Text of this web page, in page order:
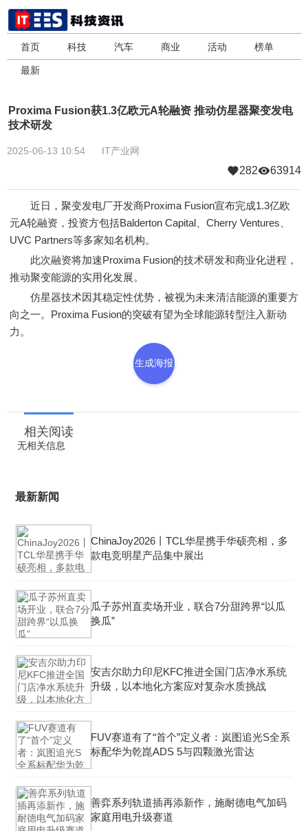
首页 科技 汽车 商业 活动 榜单
最新
Proxima Fusion获1.3亿欧元A轮融资 推动仿星器聚变发电
技术研发
2025-06-13 10:54 IT产业网
282 63914
近日，聚变发电厂开发商Proxima Fusion宣布完成1.3亿欧
元A轮融资，投资方包括Balderton Capital、Cherry Ventures、
UVC Partners等多家知名机构。
此次融资将加速Proxima Fusion的技术研发和商业化进程，
推动聚变能源的实用化发展。
仿星器技术因其稳定性优势，被视为未来清洁能源的重要方
向之一。Proxima Fusion的突破有望为全球能源转型注入新动
力。
生成海报
相关阅读
无相关信息
最新新闻
ChinaJoy2026丨TCL华星携手华硕亮相，多
款电竞明星产品集中展出
瓜子苏州直卖场开业，联合7分甜跨界“以瓜
换瓜”
安吉尔助力印尼KFC推进全国门店净水系统
升级，以本地化方案应对复杂水质挑战
FUV赛道有了“首个”定义者：岚图追光S全系
标配华为乾崑ADS 5与四颗激光雷达
善弈系列轨道插再添新作，施耐德电气加码
家庭用电升级赛道